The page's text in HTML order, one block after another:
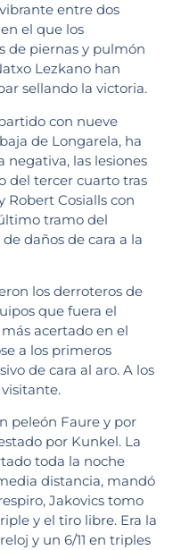
entre dos
el que los
de piernas y pulmón
Lezkano han
sellando la victoria.
con nueve
de Longarela, ha
negativa, las lesiones
del tercer cuarto tras
Robert Cosialls con
tramo del
daños de cara a la
los derroteros de
que fuera el
acertado en el
a los primeros
de cara al aro. A los
peleón Faure y por
por Kunkel. La
toda la noche
distancia, mandó
Jakovics tomo
y el tiro libre. Era la
y un 6/11 en triples